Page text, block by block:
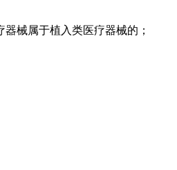
械属于植入类医疗器械的；